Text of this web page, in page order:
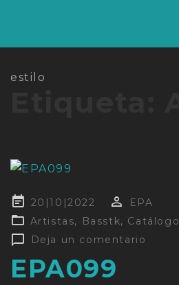
estilo
Publicado
en
20|10|2022
EPA
Artistas, Basstk, Catálogo
Deja un comentario
EPA099